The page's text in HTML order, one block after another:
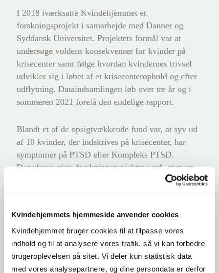
Kvindehjemmets hjemmeside anvender cookies
Kvindehjemmet bruger cookies til at tilpasse vores
indhold og til at analysere vores trafik, så vi kan forbedre
brugeroplevelsen på sitet. Vi deler kun statistisk data
med vores analysepartnere, og dine persondata er derfor
I 2018 iværksatte Kvindehjemmet et
forskningsprojekt i samarbejde med Danner og
Syddansk Universitet. Projektets formål var at
undersøge voldens konsekvenser for kvinder på
krisecenter samt følge hvordan kvindernes trivsel
udvikler sig i løbet af et krisecenterophold og efter
udflytning. Dataindsamlingen løb over tre år og i
sommeren 2021 forelå den endelige rapport.
Blandt et af de opsigtvækkende fund var, at syv ud
af 10 kvinder, der indskrives på krisecenter, har
symptomer på PTSD eller Kompleks PTSD.
Derudover viste forskningsprojektet også, at mere
end hver tredje kvinde, der fraflytter et krisecenter,
oplever ny vold i løbet af de første tre måneder